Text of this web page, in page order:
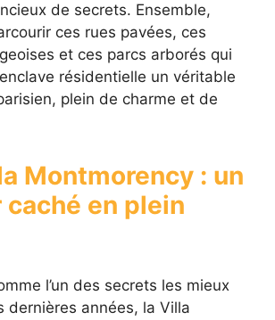
de secrets. Ensemble,
ces rues pavées, ces
et ces parcs arborés qui
résidentielle un véritable
plein de charme et de
Montmorency : un
en plein
l’un des secrets les mieux
dernières années, la Villa